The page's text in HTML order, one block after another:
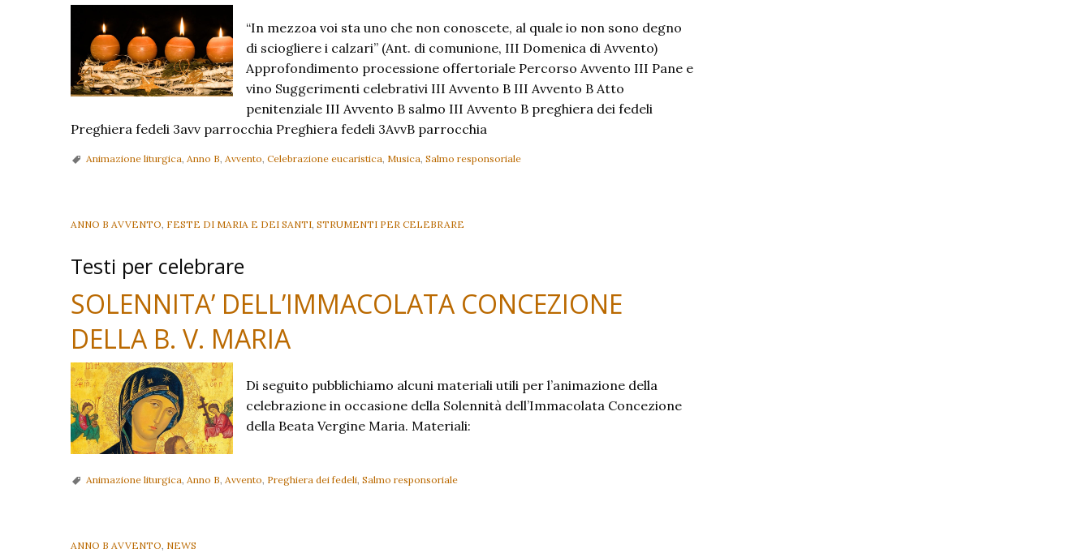
“In mezzoa voi sta uno che non conoscete, al quale io non sono degno
di sciogliere i calzari” (Ant. di comunione, III Domenica di Avvento)
Approfondimento processione offertoriale Percorso Avvento III Pane e
vino Suggerimenti celebrativi III Avvento B III Avvento B Atto
penitenziale III Avvento B salmo III Avvento B preghiera dei fedeli
Preghiera fedeli 3avv parrocchia Preghiera fedeli 3AvvB parrocchia
Animazione liturgica, Anno B, Avvento, Celebrazione eucaristica, Musica, Salmo responsoriale
ANNO B AVVENTO, FESTE DI MARIA E DEI SANTI, STRUMENTI PER CELEBRARE
Testi per celebrare
SOLENNITA’ DELL’IMMACOLATA CONCEZIONE
DELLA B. V. MARIA
Di seguito pubblichiamo alcuni materiali utili per l’animazione della
celebrazione in occasione della Solennità dell’Immacolata Concezione
della Beata Vergine Maria. Materiali:
Animazione liturgica Anno B Avvento Preghiera dei fedeli Salmo responsoriale
ANNO B AVVENTO NEWS